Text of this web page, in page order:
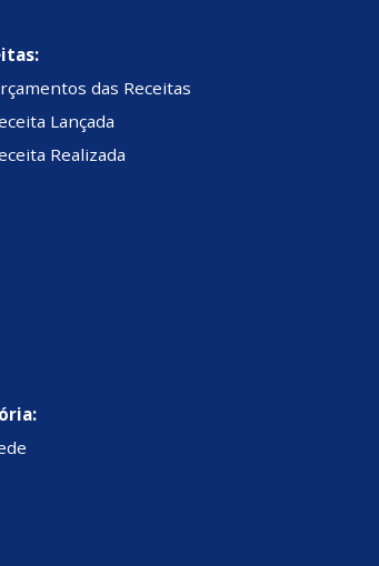
das Receitas
Lançada
Realizada